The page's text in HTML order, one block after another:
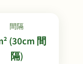
間隔
(30cm 間
隔)